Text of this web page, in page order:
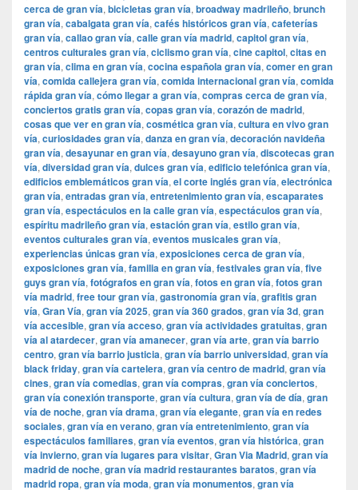
cerca de gran vía, bicicletas gran vía, broadway madrileño, brunch
gran vía, cabalgata gran vía, cafés históricos gran vía, cafeterías
gran vía, callao gran vía, calle gran vía madrid, capitol gran vía,
centros culturales gran vía, ciclismo gran vía, cine capitol, citas en
gran vía, clima en gran vía, cocina española gran vía, comer en gran
vía, comida callejera gran vía, comida internacional gran vía, comida
rápida gran vía, cómo llegar a gran vía, compras cerca de gran vía,
conciertos gratis gran vía, copas gran vía, corazón de madrid,
cosas que ver en gran vía, cosmética gran vía, cultura en vivo gran
vía, curiosidades gran vía, danza en gran vía, decoración navideña
gran vía, desayunar en gran vía, desayuno gran vía, discotecas gran
vía, diversidad gran vía, dulces gran vía, edificio telefónica gran vía,
edificios emblemáticos gran vía, el corte inglés gran vía, electrónica
gran vía, entradas gran vía, entretenimiento gran vía, escaparates
gran vía, espectáculos en la calle gran vía, espectáculos gran vía,
espíritu madrileño gran vía, estación gran vía, estilo gran vía,
eventos culturales gran vía, eventos musicales gran vía,
experiencias únicas gran vía, exposiciones cerca de gran vía,
exposiciones gran vía, familia en gran vía, festivales gran vía, five
guys gran vía, fotógrafos en gran vía, fotos en gran vía, fotos gran
vía madrid, free tour gran vía, gastronomía gran vía, grafitis gran
vía, Gran Vía, gran vía 2025, gran vía 360 grados, gran vía 3d, gran
vía accesible, gran vía acceso, gran vía actividades gratuitas, gran
vía al atardecer, gran vía amanecer, gran vía arte, gran vía barrio
centro, gran vía barrio justicia, gran vía barrio universidad, gran vía
black friday, gran vía cartelera, gran vía centro de madrid, gran vía
cines, gran vía comedias, gran vía compras, gran vía conciertos,
gran vía conexión transporte, gran vía cultura, gran vía de día, gran
vía de noche, gran vía drama, gran vía elegante, gran vía en redes
sociales, gran vía en verano, gran vía entretenimiento, gran vía
espectáculos familiares, gran vía eventos, gran vía histórica, gran
vía invierno, gran vía lugares para visitar, ​​Gran Via Madrid, gran vía
madrid de noche, gran vía madrid restaurantes baratos, gran vía
madrid ropa, gran vía moda, gran vía monumentos, gran vía